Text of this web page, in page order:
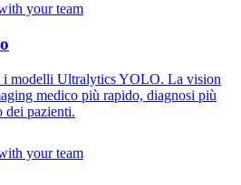
i modelli Ultralytics YOLO. La vision
medico più rapido, diagnosi più
dei pazienti.